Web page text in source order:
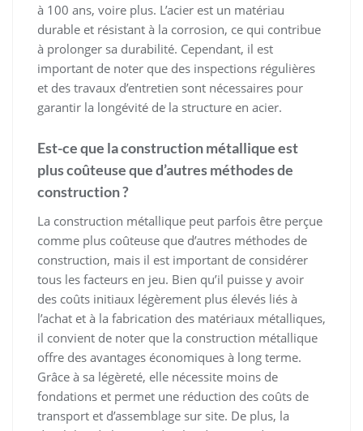
à 100 ans, voire plus. L’acier est un matériau
durable et résistant à la corrosion, ce qui contribue
à prolonger sa durabilité. Cependant, il est
important de noter que des inspections régulières
et des travaux d’entretien sont nécessaires pour
garantir la longévité de la structure en acier.
Est-ce que la construction métallique est
plus coûteuse que d’autres méthodes de
construction ?
La construction métallique peut parfois être perçue
comme plus coûteuse que d’autres méthodes de
construction, mais il est important de considérer
tous les facteurs en jeu. Bien qu’il puisse y avoir
des coûts initiaux légèrement plus élevés liés à
l’achat et à la fabrication des matériaux métalliques,
il convient de noter que la construction métallique
offre des avantages économiques à long terme.
Grâce à sa légèreté, elle nécessite moins de
fondations et permet une réduction des coûts de
transport et d’assemblage sur site. De plus, la